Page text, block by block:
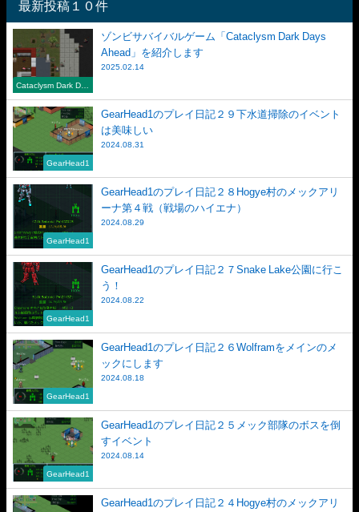
最新投稿１０件
Cataclysm Dark Day
ゾンビサバイバルゲーム「Cataclysm Dark Days
Ahead」を紹介します
2025.02.14
GearHead1
GearHead1のプレイ日記２９下水道掃除のイベント
は美味しい
2024.08.31
GearHead1
GearHead1のプレイ日記２８Hogye村のメックアリ
ーナ第４戦（戦場のハイエナ）
2024.08.29
GearHead1
GearHead1のプレイ日記２７Snake Lake公園に行こ
う！
2024.08.22
GearHead1
GearHead1のプレイ日記２６Wolframをメインのメ
ックにします
2024.08.18
GearHead1
GearHead1のプレイ日記２５メック部隊のボスを倒
すイベント
2024.08.14
GearHead1のプレイ日記２４Hogye村のメックアリ